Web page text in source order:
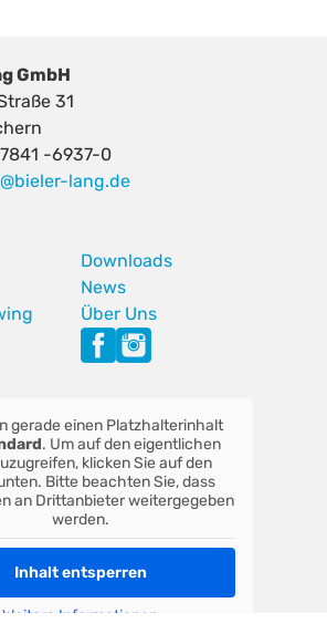
GmbH
31
-6937-0
lang.de
Downloads
News
Über Uns
gerade einen Platzhalterinhalt
. Um auf den eigentlichen
klicken Sie auf den
Bitte beachten Sie, dass
an Drittanbieter weitergegeben
werden.
Inhalt entsperren
Weitere Informationen